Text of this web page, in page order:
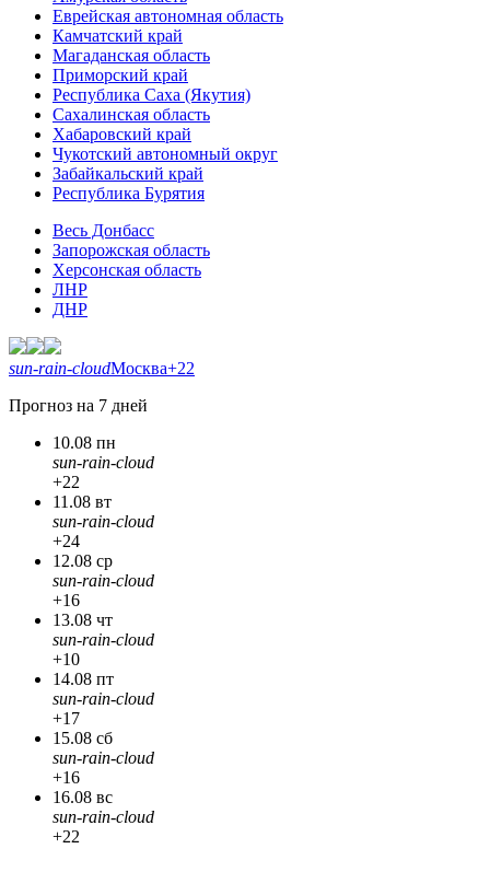
Еврейская автономная область
Камчатский край
Магаданская область
Приморский край
Республика Саха (Якутия)
Сахалинская область
Хабаровский край
Чукотский автономный округ
Забайкальский край
Республика Бурятия
Весь Донбасс
Запорожская область
Херсонская область
ЛНР
ДНР
sun-rain-cloudМосква+22
Прогноз на 7 дней
10.08 пн
sun-rain-cloud
+22
11.08 вт
sun-rain-cloud
+24
12.08 ср
sun-rain-cloud
+16
13.08 чт
sun-rain-cloud
+10
14.08 пт
sun-rain-cloud
+17
15.08 сб
sun-rain-cloud
+16
16.08 вс
sun-rain-cloud
+22